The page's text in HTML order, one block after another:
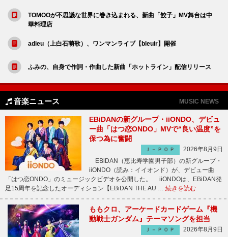
TOMOOが不思議な世界に巻き込まれる、新曲「餃子」MV舞台は中
華料理店
adieu（上白石萌歌）、ワンマンライブ【bleuir】開催
ふみの、自身で作詞・作曲した新曲「ホットライン」配信リリース
音楽ニュース MUSIC NEWS
EBiDANの新グループ・iiONDO、デビュ
ー曲「はつ恋ONDO」MVで“良い温度”を
保つ為に奮闘
Ｊ－ＰＯＰ
2026年8月9日
EBiDAN（恵比寿学園男子部）の新グループ・
iiONDO（読み：イイオンド）が、デビュー曲
「はつ恋ONDO」のミュージックビデオを公開した。 iiONDOは、EBiDAN発
足15周年を記念したオーディション【EBiDAN THE AU … 続きを読む
ももクロ、アーケードカードゲーム『機
動戦士ガンダム』テーマソングを担当
Ｊ－ＰＯＰ
2026年8月9日